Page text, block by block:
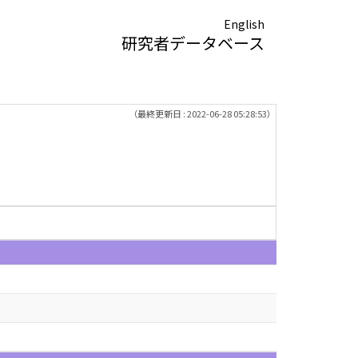
English
研究者データベース
（最終更新日 : 2022-06-28 05:28:53）